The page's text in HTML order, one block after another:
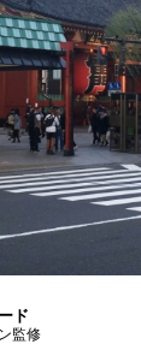
ド
監修